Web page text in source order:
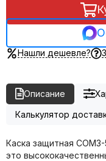
Нашли дешевле?
Описание
Калькулятор
Каска защитная СОМЗ-
это